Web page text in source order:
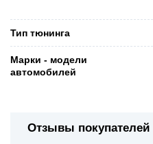
Тип тюнинга
Марки - модели
автомобилей
Отзывы покупателей